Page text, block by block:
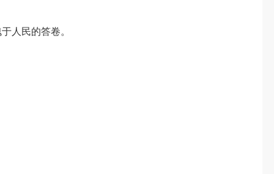
人民的答卷。